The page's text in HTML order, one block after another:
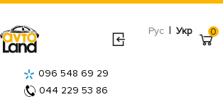
Рус | Укр
096 548 69 29
044 229 53 86
0